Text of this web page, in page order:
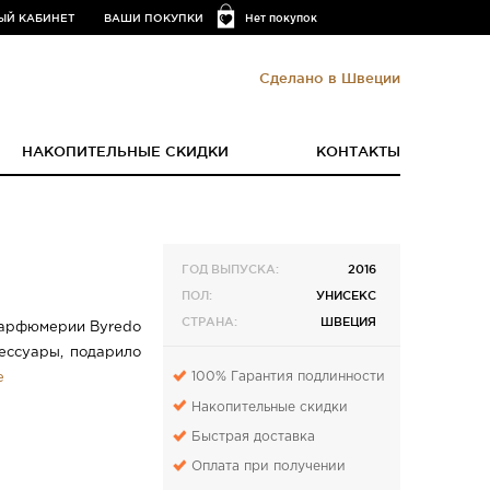
Нет покупок
КАБИНЕТ ВАШИ ПОКУПКИ
Сделано в Швеции
НАКОПИТЕЛЬНЫЕ СКИДКИ КОНТАКТЫ
Byredo
подарило
ГОД ВЫПУСКА:
2016
ПОЛ:
УНИСЕКС
СТРАНА:
ШВЕЦИЯ
100% Гарантия подлинности
Накопительные скидки
Быстрая доставка
Оплата при получении